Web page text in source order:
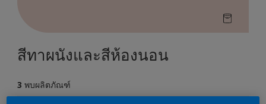
สีทาผนังและสีห้องนอน
3 พบผลิตภัณฑ์